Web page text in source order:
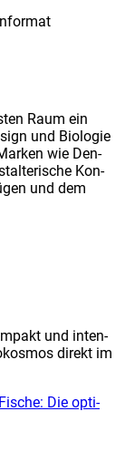
Raum ein
und Bio­lo­gie
wie Den­
Kon­
und dem
und inten­
direkt im
Die opti­